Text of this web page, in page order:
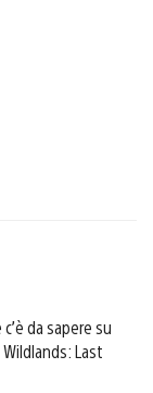
da sapere su
Last